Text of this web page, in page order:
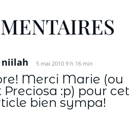
niilah 5 mai 2010 9 h 16 min
Merci Marie (ou
:p) pour cet
bien sympa!